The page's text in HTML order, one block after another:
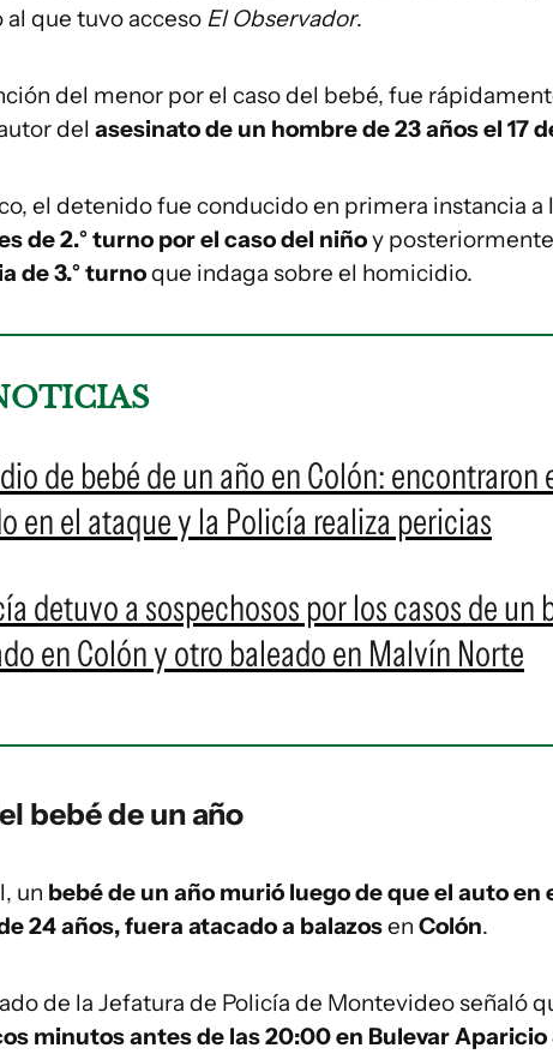
que tuvo acceso El Observador.
del menor por el caso del bebé, fue
del asesinato de un hombre de 23 años el 17
el detenido fue conducido en primera instancia a
de 2.° turno por el caso del niñoy
de 3.° turnoque indaga sobre el homicidio.
de bebé de un año en Colón: encontraron
en el ataque y la Policía realiza pericias
detuvo a sospechosos por los casos de un
en Colón y otro baleado en Malvín Norte
bebé de un año
un bebé de un año murió luego de que el auto en
24 años, fuera atacado a balazosen Colón.
de la Jefatura de Policía de Montevideo señaló
minutos antes de las 20:00 en Bulevar Aparicio